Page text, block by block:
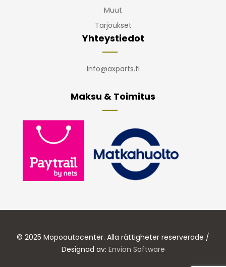
Muut
Tarjoukset
Yhteystiedot
Info@axparts.fi
Maksu & Toimitus
© 2025 Mopoautocenter. Alla rättigheter reserverade /
Designad av: Envion Software